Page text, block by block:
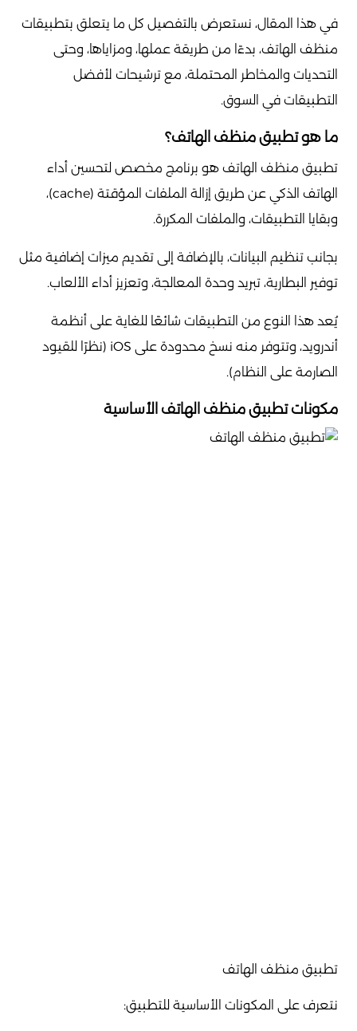
في هذا المقال، نستعرض بالتفصيل كل ما يتعلق بتطبيقات
منظف الهاتف، بدءًا من طريقة عملها، ومزاياها، وحتى
التحديات والمخاطر المحتملة، مع ترشيحات لأفضل
التطبيقات في السوق.
ما هو تطبيق منظف الهاتف؟
تطبيق منظف الهاتف هو برنامج مخصص لتحسين أداء
الهاتف الذكي عن طريق إزالة الملفات المؤقتة (cache)،
وبقايا التطبيقات، والملفات المكررة.
بجانب تنظيم البيانات، بالإضافة إلى تقديم ميزات إضافية مثل
توفير البطارية، تبريد وحدة المعالجة، وتعزيز أداء الألعاب.
يُعد هذا النوع من التطبيقات شائعًا للغاية على أنظمة
أندرويد، وتتوفر منه نسخ محدودة على iOS (نظرًا للقيود
الصارمة على النظام).
مكونات تطبيق منظف الهاتف الأساسية
تطبيق منظف الهاتف
نتعرف على المكونات الأساسية للتطبيق: